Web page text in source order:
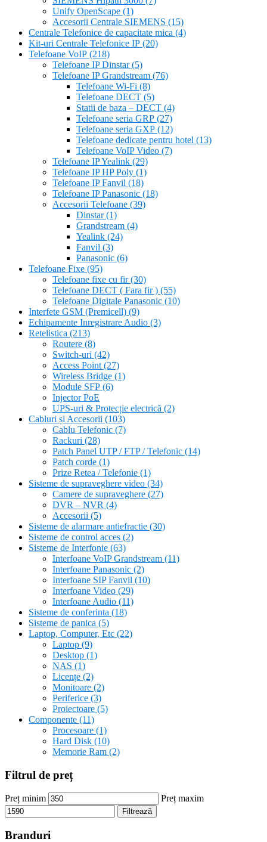
Unify OpenScape (1)
Accesorii Centrale SIEMENS (15)
Centrale Telefonice de capacitate mica (4)
Kit-uri Centrale Telefonice IP (20)
Telefoane VoIP (218)
Telefoane IP Dinstar(5)
Telefoane IP Grandstream (76)
Telefoane Wi-Fi (8)
Telefoane DECT (5)
Statii de baza – DECT (4)
Telefoane seria GRP (27)
Telefoane seria GXP (12)
Telefoane dedicate pentru hotel (13)
Telefoane VoIP Video (7)
Telefoane IP Yealink (29)
Telefoane IP HP Poly (1)
Telefoane IP Fanvil (18)
Telefoane IP Panasonic (18)
Accesorii Telefoane (39)
Dinstar(1)
Grandstream (4)
Yealink (24)
Fanvil (3)
Panasonic (6)
Telefoane Fixe (95)
Telefoane fixe cu fir(30)
Telefoane DECT ( Fara fir ) (55)
Telefoane Digitale Panasonic (10)
Interfete GSM (Premicell) (9)
Echipamente Inregistrare Audio (3)
Retelistica (213)
Routere (8)
Switch-uri (42)
Access Point (27)
Wireless Bridge (1)
Module SFP (6)
Injector PoE
UPS-uri & Protecție electrică (2)
Cabluri și Accesorii (103)
Cablu Telefonic (7)
Rackuri (28)
Patch Panel UTP / FTP / Telefonic (14)
Patch corde (1)
Prize Retea / Telefonie (1)
Sisteme de supraveghere video (34)
Camere de supraveghere (27)
DVR – NVR (4)
Accesorii (5)
Sisteme de alarmare antiefractie (30)
Sisteme de control acces (2)
Sisteme de Interfonie (63)
Interfoane VoIP Grandstream (11)
Interfoane Panasonic (2)
Interfoane SIP Fanvil (10)
Interfoane Video (29)
Interfoane Audio (11)
Sisteme de conferinta (18)
Sisteme de panica (5)
Laptop, Computer, Etc (22)
Laptop (9)
Desktop (1)
NAS (1)
Licențe (2)
Monitoare (2)
Periferice (3)
Proiectoare (5)
Componente (11)
Procesoare (1)
Hard Disk (10)
Memorie Ram (2)
Filtrul de preț
Preț minim Preț maxim
Filtrează
Branduri